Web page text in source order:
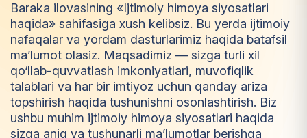
Baraka ilovasining «Ijtimoiy himoya siyosatlari
haqida» sahifasiga xush kelibsiz. Bu yerda ijtimoiy
nafaqalar va yordam dasturlarimiz haqida batafsil
ma’lumot olasiz. Maqsadimiz — sizga turli xil
qo‘llab-quvvatlash imkoniyatlari, muvofiqlik
talablari va har bir imtiyoz uchun qanday ariza
topshirish haqida tushunishni osonlashtirish. Biz
ushbu muhim ijtimoiy himoya siyosatlari haqida
sizga aniq va tushunarli ma’lumotlar berishga